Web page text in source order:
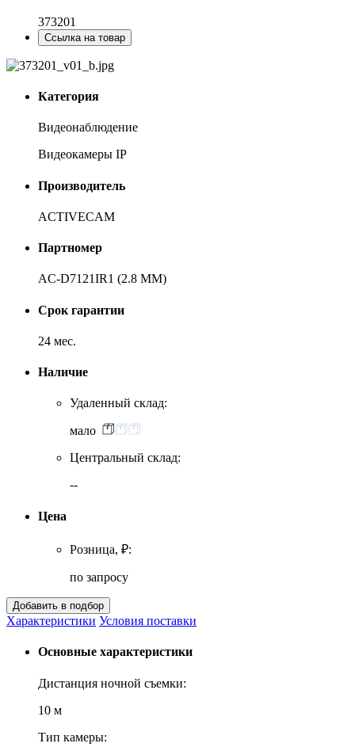
373201
Ссылка на товар
Категория
Видеонаблюдение
Видеокамеры IP
Производитель
ACTIVECAM
Партномер
AC-D7121IR1 (2.8 MM)
Срок гарантии
24 мес.
Наличие
Удаленный склад:
мало
Центральный склад:
--
Цена
Розница, ₽:
по запросу
Характеристики Условия поставки
Основные характеристики
Дистанция ночной съемки:
10 м
Тип камеры: